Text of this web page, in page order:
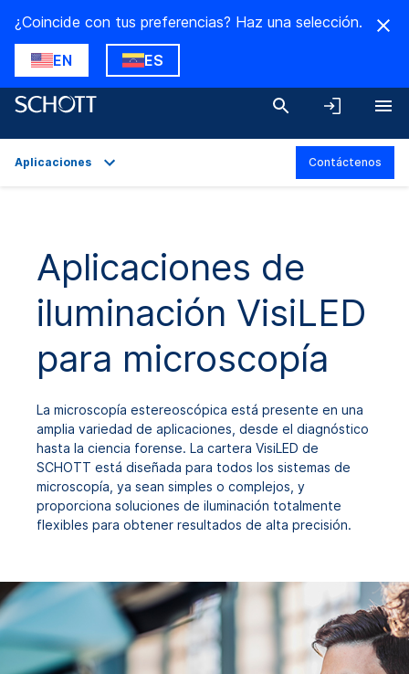
¿Coincide con tus preferencias? Haz una selección.
EN ES
Datos técnicos
Variantes del producto
Descargas
Aplicaciones Contáctenos
Aplicaciones de
iluminación VisiLED
para microscopía
La microscopía estereoscópica está presente en una
amplia variedad de aplicaciones, desde el diagnóstico
hasta la ciencia forense. La cartera VisiLED de
SCHOTT está diseñada para todos los sistemas de
microscopía, ya sean simples o complejos, y
proporciona soluciones de iluminación totalmente
flexibles para obtener resultados de alta precisión.